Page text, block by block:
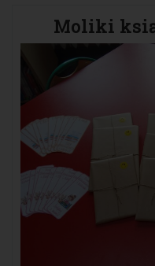
Moliki